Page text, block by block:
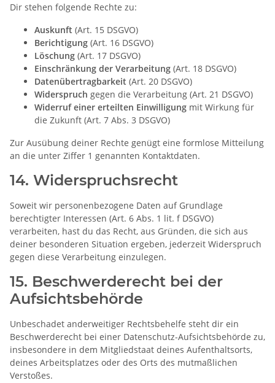
Dir stehen folgende Rechte zu:
Auskunft (Art. 15 DSGVO)
Berichtigung (Art. 16 DSGVO)
Löschung (Art. 17 DSGVO)
Einschränkung der Verarbeitung (Art. 18 DSGVO)
Datenübertragbarkeit (Art. 20 DSGVO)
Widerspruch gegen die Verarbeitung (Art. 21 DSGVO)
Widerruf einer erteilten Einwilligung mit Wirkung für
die Zukunft (Art. 7 Abs. 3 DSGVO)
Zur Ausübung deiner Rechte genügt eine formlose Mitteilung
an die unter Ziffer 1 genannten Kontaktdaten.
14. Widerspruchsrecht
Soweit wir personenbezogene Daten auf Grundlage
berechtigter Interessen (Art. 6 Abs. 1 lit. f DSGVO)
verarbeiten, hast du das Recht, aus Gründen, die sich aus
deiner besonderen Situation ergeben, jederzeit Widerspruch
gegen diese Verarbeitung einzulegen.
15. Beschwerderecht bei der
Aufsichtsbehörde
Unbeschadet anderweitiger Rechtsbehelfe steht dir ein
Beschwerderecht bei einer Datenschutz-Aufsichtsbehörde zu,
insbesondere in dem Mitgliedstaat deines Aufenthaltsorts,
deines Arbeitsplatzes oder des Orts des mutmaßlichen
Verstoßes.